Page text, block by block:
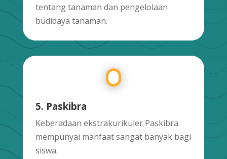
tentang tanaman dan pengelolaan
budidaya tanaman.
5. Paskibra
Keberadaan ekstrakurikuler Paskibra
mempunyai manfaat sangat banyak bagi
siswa.